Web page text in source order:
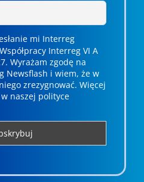
mi Interreg
Interreg VI A
Wyrażam zgodę na
Newsflash i wiem, że w
zrezygnować. ­­Więcej
naszej polityce